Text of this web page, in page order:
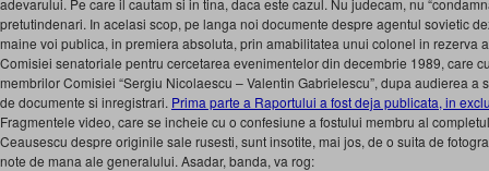
adevarului. Pe care il cautam si in tina, daca este cazul. Nu judecam, nu
pretutindenari. In acelasi scop, pe langa noi documente despre agentul sovietic
maine voi publica, in premiera absoluta, prin amabilitatea unui colonel in rezerva
Comisiei senatoriale pentru cercetarea evenimentelor din decembrie 1989, care
membrilor Comisiei “Sergiu Nicolaescu – Valentin Gabrielescu”, dupa audierea a
de documente si inregistrari. Prima parte a Raportului a fost deja publicata, in
Fragmentele video, care se incheie cu o confesiune a fostului membru al
Ceausescu despre originile sale rusesti, sunt insotite, mai jos, de o suita de
note de mana ale generalului. Asadar, banda, va rog: